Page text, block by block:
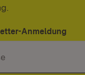
Anmeldung